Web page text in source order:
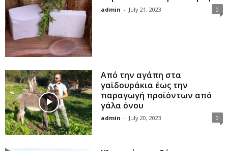
admin - July 21, 2023 0
Από την αγάπη στα
γαϊδουράκια έως την
παραγωγή προϊόντων από
γάλα όνου
admin - July 20, 2023 0